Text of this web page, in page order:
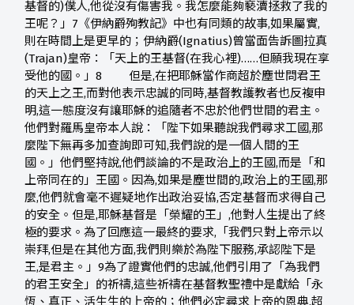
基督的)僕人,他從沒有傷害我。我怎麼能夠褻瀆拯救了我的
王呢？」7《伊納爵殉教記》中也有同類的故事,如果屬實,
則在時間上是更早的；伊納爵(Ignatius)曾當面告訴圖拉真
(Trajan)皇帝：「天上的王基督(在我心裡)……但願我現在享
受他的國。」8 但是,在把耶穌當作商超於塵世問君王
的天上之王,而對他表示忠誠的同時,基督教護教者也反複申
明,這一態度沒有讓耶穌的追隨者不忠於他們世間的君主。
他們對羅馬皇帝本人說：「陛下如果聽說我們尋求工國,那
麼陛下無再多加查詢即可知,我們說的是一個人間的王
國。」他們堅持說,他們談論的不是政治上的王國,而是「和
上帝同在的」王國。因為,如果是塵世間的,政治上的王國,那
麼,他們就會毫不遲疑地作出政治妥協,否定基督而求得自己
的安全。但是,耶穌基督是「榮耀的王」,他對人生提出了終
極的要求。為了回應這一最終的要求,「我們只對上帝示以
崇拜,但是在其他方面,我們則樂於為陛下服務,承認陛下是
王,是君主。」9為了證實他們的忠誠,他們引用了「為我們
的君王安全」的祈禱,這些祈禱在基督教聖禮中是獻給「永
恆、真正、活生生的上帝的；他們必定尋求上帝的恩典,超